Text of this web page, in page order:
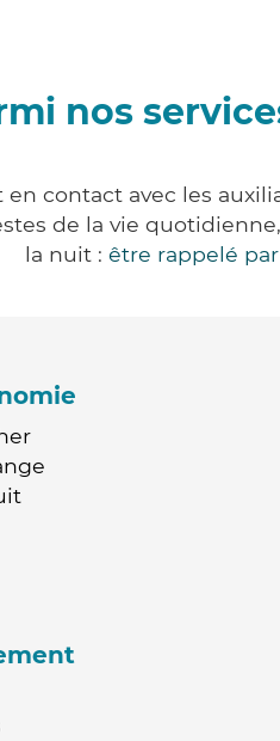
nos
contact avec les
de la vie
la nuit : être rappelé